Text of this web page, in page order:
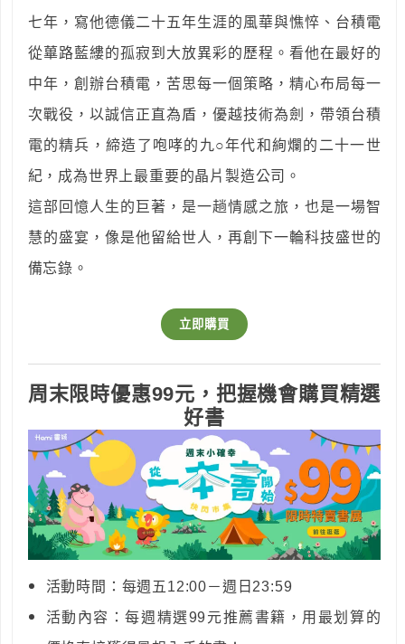
七年，寫他德儀二十五年生涯的風華與憔悴、台積電
從蓽路藍縷的孤寂到大放異彩的歷程。看他在最好的
中年，創辦台積電，苦思每一個策略，精心布局每一
次戰役，以誠信正直為盾，優越技術為劍，帶領台積
電的精兵，締造了咆哮的九○年代和絢爛的二十一世
紀，成為世界上最重要的晶片製造公司。
這部回憶人生的巨著，是一趟情感之旅，也是一場智
慧的盛宴，像是他留給世人，再創下一輪科技盛世的
備忘錄。
立即購買
周末限時優惠99元，把握機會購買精選
好書
活動時間：每週五12:00－週日23:59
活動內容：每週精選99元推薦書籍，用最划算的